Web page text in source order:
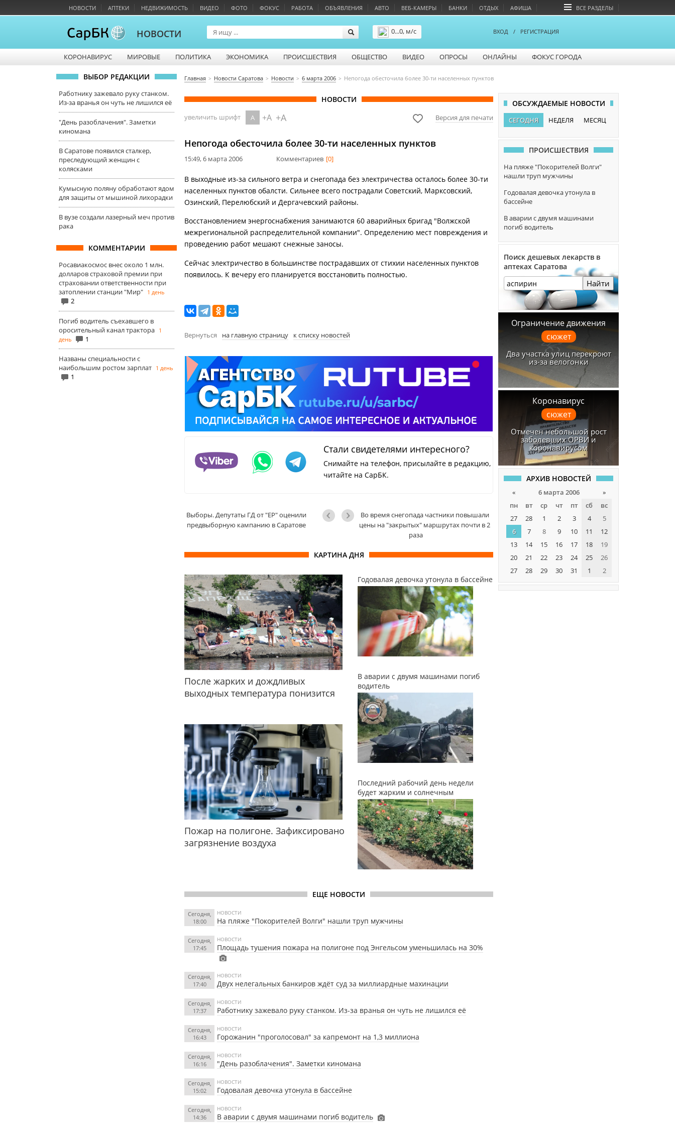
НОВОСТИ АПТЕКИ НЕДВИЖИМОСТЬ ВИДЕО ФОТО ФОКУС РАБОТА ОБЪЯВЛЕНИЯ АВТО ВЕБ-КАМЕРЫ БАНКИ ОТДЫХ АФИША ВСЕ РАЗДЕЛЫ
НОВОСТИ
0...0, м/с
ВХОД / РЕГИСТРАЦИЯ
КОРОНАВИРУС МИРОВЫЕ ПОЛИТИКА ЭКОНОМИКА ПРОИСШЕСТВИЯ ОБЩЕСТВО ВИДЕО ОПРОСЫ ОНЛАЙНЫ ФОКУС ГОРОДА
ВЫБОР РЕДАКЦИИ
Работнику зажевало руку станком.
Из-за вранья он чуть не лишился её
"День разоблачения". Заметки
киномана
В Саратове появился сталкер,
преследующий женщин с
колясками
Кумысную поляну обработают ядом
для защиты от мышиной лихорадки
В вузе создали лазерный меч против
рака
КОММЕНТАРИИ
Росавиакосмос внес около 1 млн.
долларов страховой премии при
страховании ответственности при
затоплении станции "Мир" 1 день
2
Погиб водитель съехавшего в
оросительный канал трактора 1
день
1
Названы специальности с
наибольшим ростом зарплат 1 день
1
Главная Новости Саратова Новости 6 марта 2006 Непогода обесточила более 30-ти населенных пунктов
НОВОСТИ
увеличить шрифт A +A +A Версия для печати
Непогода обесточила более 30-ти населенных пунктов
15:49, 6 марта 2006 Комментариев [0]
В выходные из-за сильного ветра и снегопада без электричества осталось более 30-ти
населенных пунктов обалсти. Сильнее всего пострадали Советский, Марксовский,
Озинский, Перелюбский и Дергачевский районы.
Восстановлением энергоснабжения занимаются 60 аварийных бригад "Волжской
межрегиональной распределительной компании". Определению мест повреждения и
проведению работ мешают снежные заносы.
Сейчас электричество в большинстве пострадавших от стихии населенных пунктов
появилось. К вечеру его планируется восстановить полностью.
Вернуться на главную страницу к списку новостей
Стали свидетелями интересного?
Снимайте на телефон, присылайте в редакцию,
читайте на СарБК.
Выборы. Депутаты ГД от "ЕР" оценили
предвыборную кампанию в Саратове
Во время снегопада частники повышали
цены на "закрытых" маршрутах почти в 2
раза
КАРТИНА ДНЯ
После жарких и дождливых
выходных температура понизится
Пожар на полигоне. Зафиксировано
загрязнение воздуха
Годовалая девочка утонула в бассейне
В аварии с двумя машинами погиб
водитель
Последний рабочий день недели
будет жарким и солнечным
ЕЩЕ НОВОСТИ
Сегодня,
18:00
НОВОСТИ
На пляже "Покорителей Волги" нашли труп мужчины
Сегодня,
17:45
НОВОСТИ
Площадь тушения пожара на полигоне под Энгельсом уменьшилась на 30%
Сегодня,
17:40
НОВОСТИ
Двух нелегальных банкиров ждёт суд за миллиардные махинации
Сегодня,
17:37
НОВОСТИ
Работнику зажевало руку станком. Из-за вранья он чуть не лишился её
Сегодня,
16:43
НОВОСТИ
Горожанин "проголосовал" за капремонт на 1,3 миллиона
Сегодня,
16:16
НОВОСТИ
"День разоблачения". Заметки киномана
Сегодня,
15:02
НОВОСТИ
Годовалая девочка утонула в бассейне
Сегодня,
14:36
НОВОСТИ
В аварии с двумя машинами погиб водитель
ОБСУЖДАЕМЫЕ НОВОСТИ
СЕГОДНЯ НЕДЕЛЯ МЕСЯЦ
ПРОИСШЕСТВИЯ
На пляже "Покорителей Волги"
нашли труп мужчины
Годовалая девочка утонула в
бассейне
В аварии с двумя машинами
погиб водитель
Поиск дешевых лекарств в
аптеках Саратова
Найти
Ограничение движения
сюжет
Два участка улиц перекроют
из-за велогонки
Коронавирус
сюжет
Отмечен небольшой рост
заболевших ОРВИ и
коронавирусом
АРХИВ НОВОСТЕЙ
« 6 марта 2006
»
пн
вт ср чт пт сб
вс
27
28 1 2 3 4
5
6
7 8 9 10 11
12
13
14 15 16 17 18
19
20
21 22 23 24 25
26
27
28 29 30 31 1 2